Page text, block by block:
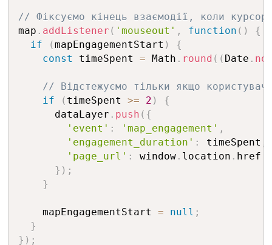
// Фіксуємо кінець взаємодії, коли курсор
map . addListener ( 'mouseout' , function ( )
{
if
(mapEngagementStart )
{
const timeSpent = Math . round ( ( Date .
// Відстежуємо тільки якщо
if
( timeSpent >= 2 )
{
      dataLayer
. push ( {
'event' : 'map_engagement' ,
'engagement_duration' : timeSpent
'page_url' : window. location . href
} ) ;
}
    mapEngagementStart
= null ;
}
} ) ;